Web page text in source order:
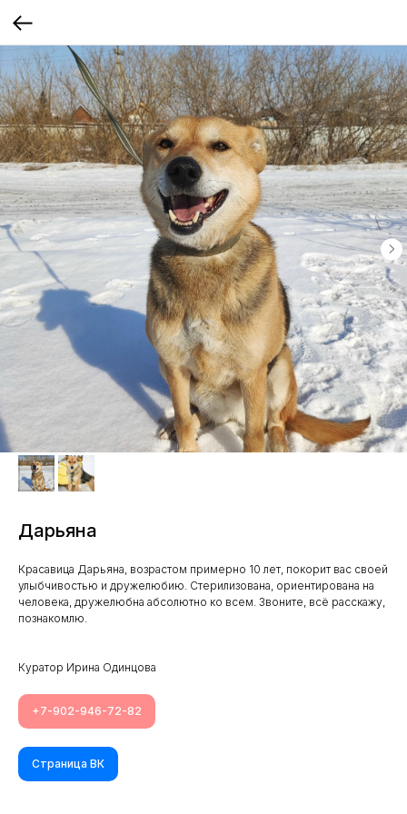
Дарьяна
Красавица Дарьяна, возрастом примерно 10 лет, покорит вас своей
улыбчивостью и дружелюбию. Стерилизована, ориентирована на
человека, дружелюбна абсолютно ко всем. Звоните, всё расскажу,
познакомлю.
Куратор Ирина Одинцова
+7-902-946-72-82
Страница ВК